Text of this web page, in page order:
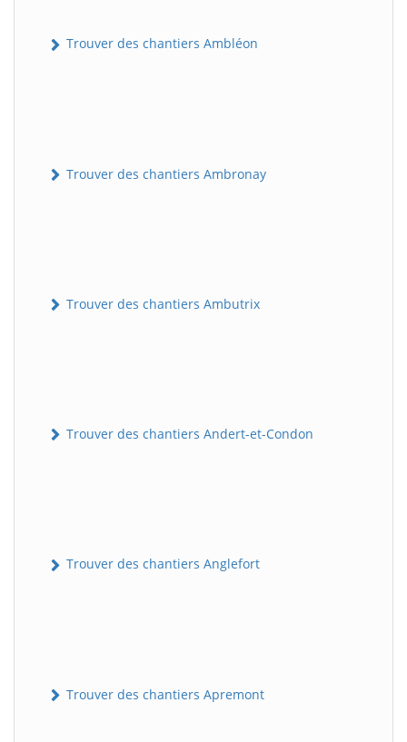
Trouver des chantiers Ambléon
Trouver des chantiers Ambronay
Trouver des chantiers Ambutrix
Trouver des chantiers Andert-et-Condon
Trouver des chantiers Anglefort
Trouver des chantiers Apremont